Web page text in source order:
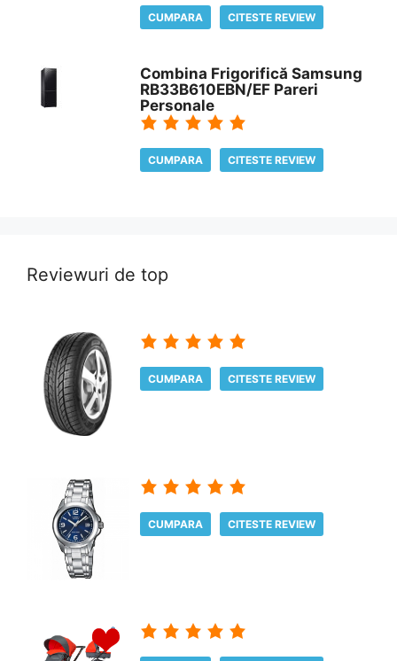
CUMPARA CITESTE REVIEW
Combina Frigorifică Samsung
RB33B610EBN/EF Pareri
Personale
CUMPARA CITESTE REVIEW
Reviewuri de top
CUMPARA CITESTE REVIEW
CUMPARA CITESTE REVIEW